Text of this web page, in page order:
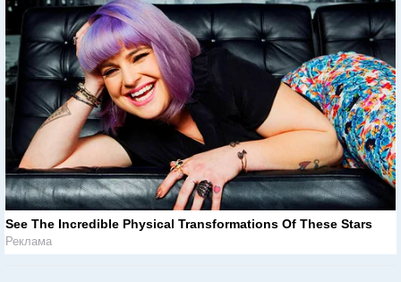
See The Incredible Physical Transformations Of These Stars
Реклама